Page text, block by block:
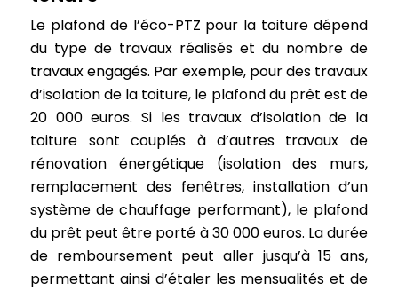
Le plafond de l’éco-PTZ pour la toiture dépend
du type de travaux réalisés et du nombre de
travaux engagés. Par exemple, pour des travaux
d’isolation de la toiture, le plafond du prêt est de
20 000 euros. Si les travaux d’isolation de la
toiture sont couplés à d’autres travaux de
rénovation énergétique (isolation des murs,
remplacement des fenêtres, installation d’un
système de chauffage performant), le plafond
du prêt peut être porté à 30 000 euros. La durée
de remboursement peut aller jusqu’à 15 ans,
permettant ainsi d’étaler les mensualités et de